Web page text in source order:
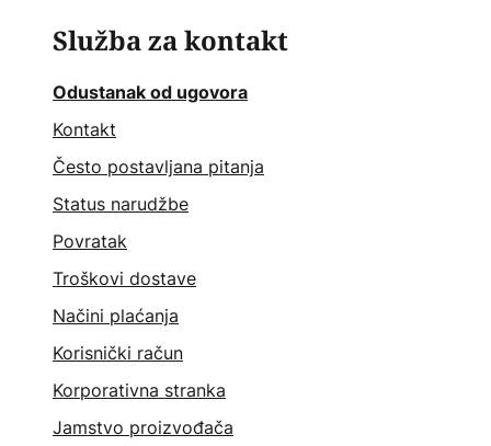
Služba za kontakt
Odustanak od ugovora
Kontakt
Često postavljana pitanja
Status narudžbe
Povratak
Troškovi dostave
Načini plaćanja
Korisnički račun
Korporativna stranka
Jamstvo proizvođača